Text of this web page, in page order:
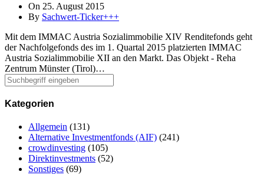
On 25. August 2015
By Sachwert-Ticker+++
Mit dem IMMAC Austria Sozialimmobilie XIV Renditefonds geht
der Nachfolgefonds des im 1. Quartal 2015 platzierten IMMAC
Austria Sozialimmobilie XII an den Markt. Das Objekt - Reha
Zentrum Münster (Tirol)…
Kategorien
Allgemein (131)
Alternative Investmentfonds (AIF) (241)
crowdinvesting (105)
Direktinvestments (52)
Sonstiges (69)